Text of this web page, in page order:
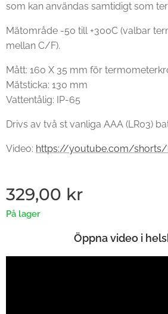
som kan användas samtidigt som
Mätområde -50 till +300C (valbar
mellan C/F).
Mått: 160 X 35 mm för
Mätsticka: 130 mm
Vattentålig: IP-65
Drivs av två st vanliga AAA (LR03)
Video: https://youtube.com/shorts/
329,00 kr
På lager
Öppna video i